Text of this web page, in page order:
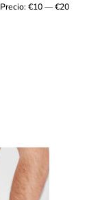
Precio:€10—€20